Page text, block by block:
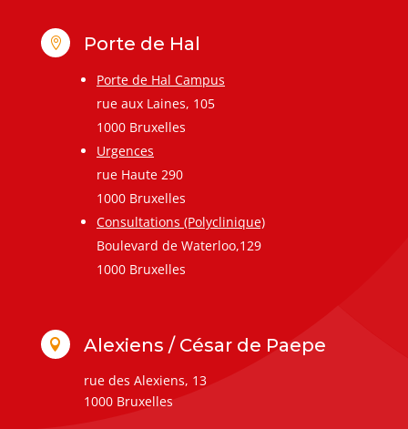
 Porte de Hal
Porte de Hal Campus
rue aux Laines, 105
1000 Bruxelles
Urgences
rue Haute 290
1000 Bruxelles
Consultations (Polyclinique)
Boulevard de Waterloo,129
1000 Bruxelles
 Alexiens / César de Paepe
rue des Alexiens, 13
1000 Bruxelles